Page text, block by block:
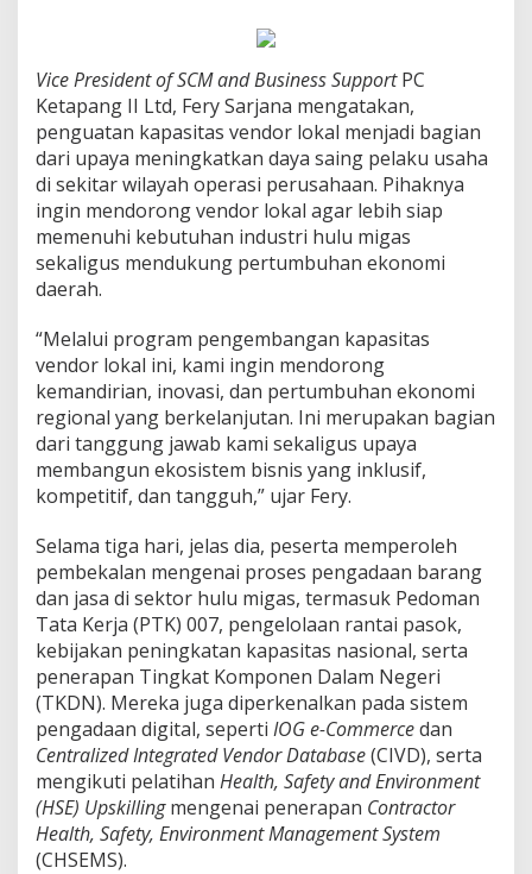
Vice President of SCM and Business SupportPC
Ketapang II Ltd, Fery Sarjana mengatakan,
penguatan kapasitas vendor lokal menjadi bagian
dari upaya meningkatkan daya saing pelaku usaha
di sekitar wilayah operasi perusahaan. Pihaknya
ingin mendorong vendor lokal agar lebih siap
memenuhi kebutuhan industri hulu migas
sekaligus mendukung pertumbuhan ekonomi
daerah.
“Melalui program pengembangan kapasitas
vendor lokal ini, kami ingin mendorong
kemandirian, inovasi, dan pertumbuhan ekonomi
regional yang berkelanjutan. Ini merupakan bagian
dari tanggung jawab kami sekaligus upaya
membangun ekosistem bisnis yang inklusif,
kompetitif, dan tangguh,” ujar Fery.
Selama tiga hari, jelas dia, peserta memperoleh
pembekalan mengenai proses pengadaan barang
dan jasa di sektor hulu migas, termasuk Pedoman
Tata Kerja (PTK) 007, pengelolaan rantai pasok,
kebijakan peningkatan kapasitas nasional, serta
penerapan Tingkat Komponen Dalam Negeri
(TKDN). Mereka juga diperkenalkan pada sistem
pengadaan digital, seperti IOG e-Commercedan
Centralized Integrated Vendor Database(CIVD), serta
mengikuti pelatihan Health, Safety and Environment
(HSE) Upskillingmengenai penerapan Contractor
Health, Safety, Environment Management System
(CHSEMS).